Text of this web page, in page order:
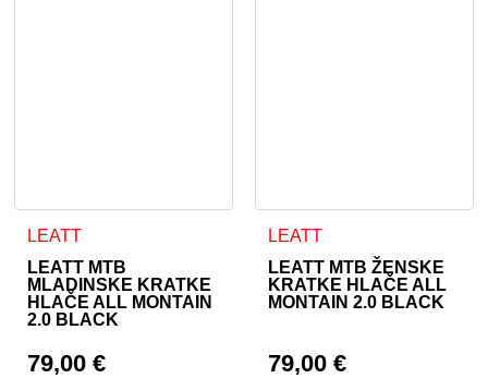
LEATT
LEATT MTB
MLADINSKE KRATKE
HLAČE ALL MONTAIN
2.0 BLACK
79,00€
Ta izdelek ima več različic. Možnosti lahko izberete na
LEATT
LEATT MTB ŽENSKE
KRATKE HLAČE ALL
MONTAIN 2.0 BLACK
79,00 €
Ta izdelek ima več različic.